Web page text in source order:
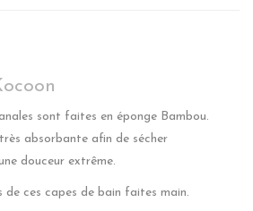
sont faites en éponge Bambou.
absorbante afin de sécher
douceur extrême.
ces capes de bain faites main.